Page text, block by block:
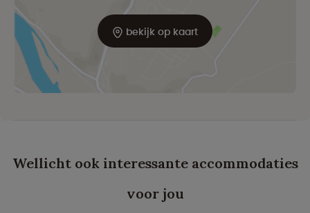
bekijk op kaart
Wellicht ook interessante accommodaties
voor jou